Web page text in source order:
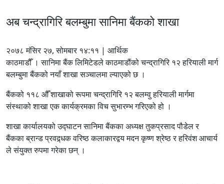
अब चन्द्रागिरि बलम्बुमा सानिमा बैंकको शाखा
२०७८ मंसिर २७, सोमबार १४:११ | आर्थिक
काठमाडौँ । सानिमा बैंक लिमिटेडले काठमाडौंको चन्द्रागिरि १२ हरियाली मार्ग
बलम्बुमा बैंकको नयाँ शाखा सञ्चालमा ल्याएको छ ।
बैंकको ११८ औँ शाखाको रूपमा चन्द्रागिरि १२ बलम्वु हरियाली मार्गमा
संस्थाको शाखा एक कार्यक्रमका विच सुभारम्भ गरिएको हो ।
शाखा कार्यालयको उद्घाटन सानिमा बैंकका अध्यक्ष तुकप्रसाद पौडेल र
बैंकका ब्रान्ड प्रवद्र्धक वरिष्ठ कलाकारद्वय मदन कृष्ण श्रेष्ठ र हरिवंश आचार्य
ले संयुक्त रुपमा गरेका छन् ।